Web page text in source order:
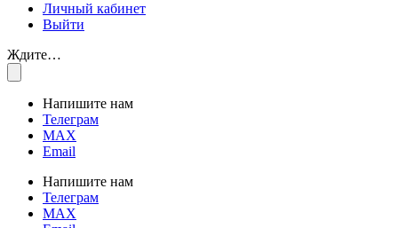
Личный кабинет
Выйти
Ждите…
Напишите нам
Телеграм
MAX
Email
Напишите нам
Телеграм
MAX